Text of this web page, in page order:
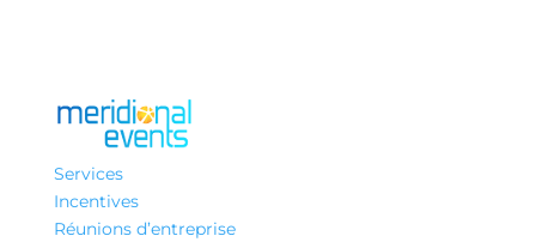
Services
Incentives
Réunions d’entreprise